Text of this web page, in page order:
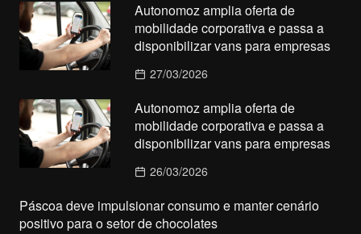
Autonomoz amplia oferta de
mobilidade corporativa e passa a
disponibilizar vans para empresas
27/03/2026
Autonomoz amplia oferta de
mobilidade corporativa e passa a
disponibilizar vans para empresas
26/03/2026
Páscoa deve impulsionar consumo e manter cenário
positivo para o setor de chocolates